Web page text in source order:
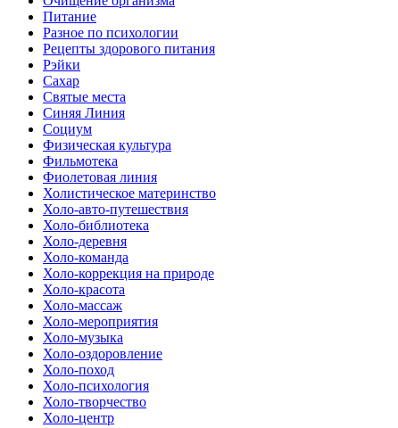
Питание
Разное по психологии
Рецепты здорового питания
Рэйки
Сахар
Святые места
Синяя Линия
Социум
Физическая культура
Фильмотека
Фиолетовая линия
Холистическое материнство
Холо-авто-путешествия
Холо-библиотека
Холо-деревня
Холо-команда
Холо-коррекция на природе
Холо-красота
Холо-массаж
Холо-мероприятия
Холо-музыка
Холо-оздоровление
Холо-поход
Холо-психология
Холо-творчество
Холо-центр